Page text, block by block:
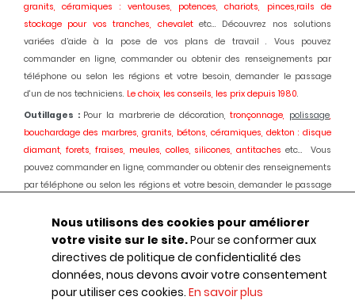
granits, céramiques : ventouses, potences, chariots, pinces,rails de
stockage pour vos tranches, chevalet etc... Découvrez nos solutions
variées d’aide à la pose de vos plans de travail . Vous pouvez
commander en ligne, commander ou obtenir des renseignements par
téléphone ou selon les régions et votre besoin, demander le passage
d'un de nos techniciens. Le choix, les conseils, les prix depuis 1980.
Outillages : Pour la marbrerie de décoration,tronçonnage, polissage,
bouchardage des marbres, granits, bétons, céramiques, dekton : disque
diamant, forets, fraises, meules, colles, silicones, antitaches etc... Vous
pouvez commander en ligne, commander ou obtenir des renseignements
par téléphone ou selon les régions et votre besoin, demander le passage
Machines : Pour la marbrerie de décoration, usinage et polissage des
marbres, granits, bétons, céramiques, dekton :Débiteuses, découpes jet
d'eau, polissage automatique des chants, centres d'usinages 3 et 5 axes,
robot, fil diamant, traitement des boues, aspiration des poussières,
ponçage de sols marbres et granits, équipements portatifs en
Nous utilisons des cookies pour améliorer
votre visite sur le site.Pour se conformer aux
directives de politique de confidentialité des
données, nous devons avoir votre consentement
pour utiliser ces cookies. En savoir plus